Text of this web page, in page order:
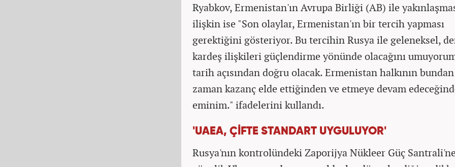
Ryabkov, Ermenistan'ın Avrupa Birliği (AB) ile
ilişkin ise "Son olaylar, Ermenistan'ın bir tercih yapması
gerektiğini gösteriyor. Bu tercihin Rusya ile geleneksel,
kardeş ilişkileri güçlendirme yönünde olacağını
tarih açısından doğru olacak. Ermenistan halkının
zaman kazanç elde ettiğinden ve etmeye devam
eminim." ifadelerini kullandı.
'UAEA, ÇİFTE STANDART UYGULUYOR'
Rusya'nın kontrolündeki Zaporijya Nükleer Güç Santrali'ne